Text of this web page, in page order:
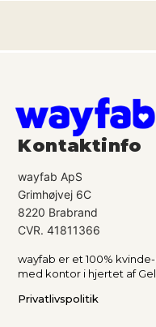
Kontaktinfo
wayfab ApS
Grimhøjvej 6C
8220 Brabrand
CVR. 41811366
wayfab er et 100%
med kontor i hjertet af
Privatlivspolitik